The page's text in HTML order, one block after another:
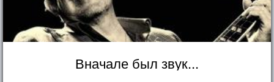
Вначале был звук...